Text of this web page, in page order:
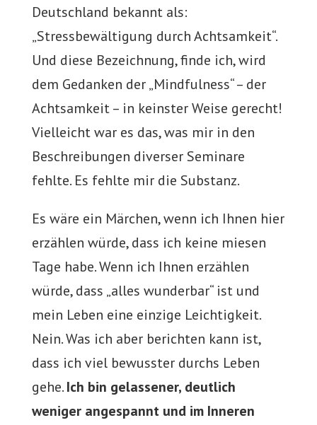
Deutschland bekannt als:
„Stressbewältigung durch Achtsamkeit“.
Und diese Bezeichnung, finde ich, wird
dem Gedanken der „Mindfulness“ – der
Achtsamkeit – in keinster Weise gerecht!
Vielleicht war es das, was mir in den
Beschreibungen diverser Seminare
fehlte. Es fehlte mir die Substanz.
Es wäre ein Märchen, wenn ich Ihnen hier
erzählen würde, dass ich keine miesen
Tage habe. Wenn ich Ihnen erzählen
würde, dass „alles wunderbar“ ist und
mein Leben eine einzige Leichtigkeit.
Nein. Was ich aber berichten kann ist,
dass ich viel bewusster durchs Leben
gehe.Ich bin gelassener, deutlich
weniger angespannt und im Inneren